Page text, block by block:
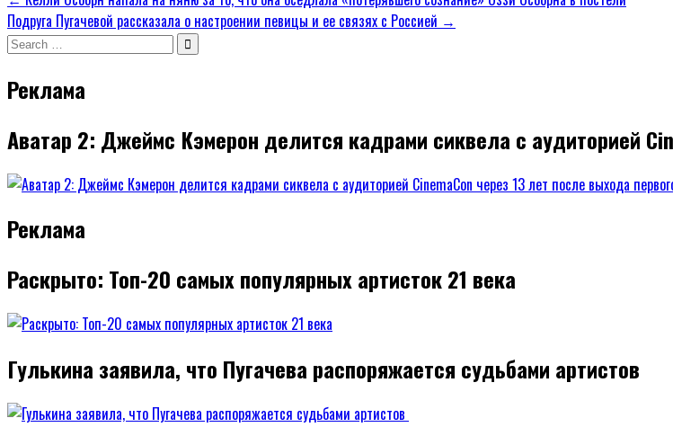
по
Подруга Пугачевой рассказала о настроении певицы и ее связях с Россией →
Search
Реклама
Аватар 2: Джеймс Кэмерон делится кадрами сиквела с аудиторией
Реклама
Раскрыто: Топ-20 самых популярных артисток 21 века
Гулькина заявила, что Пугачева распоряжается судьбами артистов